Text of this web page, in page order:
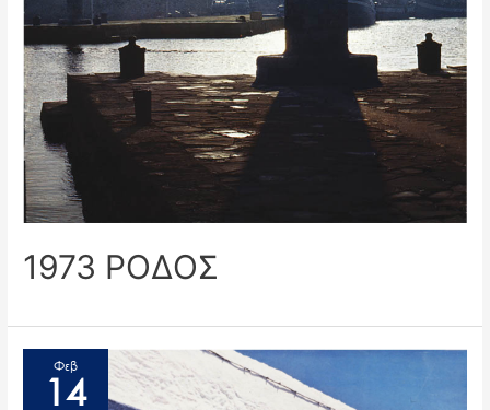
1973 ΡΟΔΟΣ
Φεβ
14